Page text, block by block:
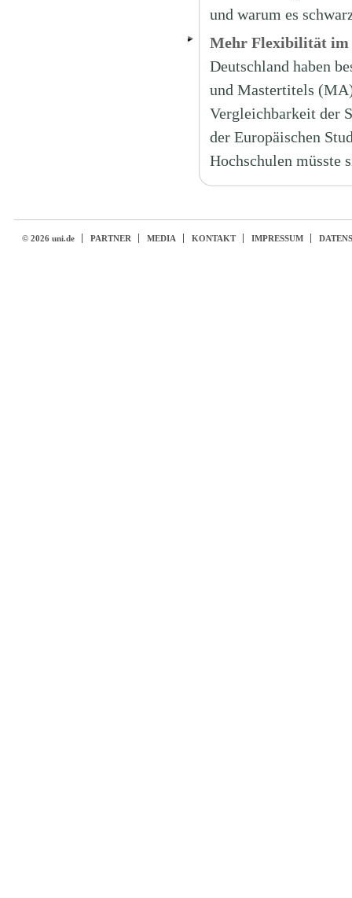
und warum es
Mehr Flexibilität im
Deutschland haben
und Mastertitels
Vergleichbarkeit der
der Europäischen
Hochschulen müsste
© 2026 uni.de PARTNER MEDIA KONTAKT IMPRESSUM